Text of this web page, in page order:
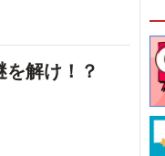
を解け！？